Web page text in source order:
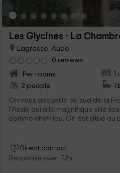
Les Glycines - La
Lagrasse, Aude
0 reviews
Per rooms
1
2 people
1
On vous accueille au sud de la
l'Aude qui a la magnifique ville
comme chef-lieu. On est situé au
Direct contact
Response over 72h